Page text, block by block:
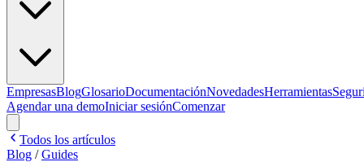
EmpresasBlogGlosarioDocumentaciónNovedadesHerramientas
Agendar una demoIniciar sesiónComenzar
Todos los artículos
Blog /Guides